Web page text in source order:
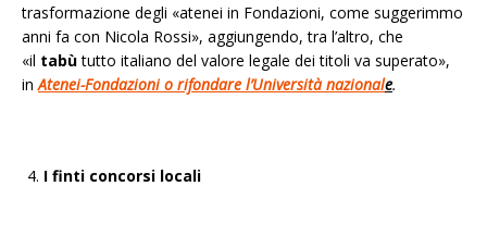
trasformazione degli «atenei in Fondazioni, come suggerimmo
anni fa con Nicola Rossi», aggiungendo, tra l’altro, che
«il tabùtutto italiano del valore legale dei titoli va superato»,
inAtenei-Fondazioni o rifondare l’Università nazionale.
I finti concorsi locali